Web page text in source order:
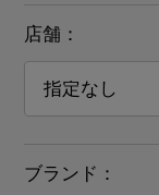
店舗：
ブランド：